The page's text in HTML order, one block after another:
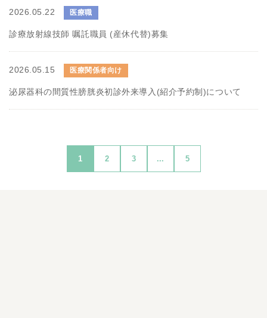
2026.05.22 医療職
診療放射線技師 嘱託職員 (産休代替)募集
2026.05.15 医療関係者向け
泌尿器科の間質性膀胱炎初診外来導入(紹介予約制)について
1 2 3 ... 5